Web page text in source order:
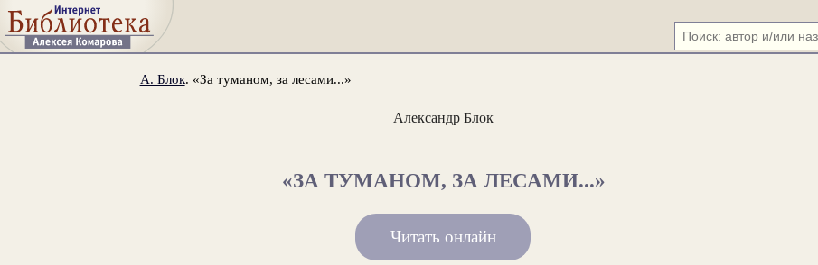
А. Блок. «За туманом, за лесами...»
Александр Блок
«ЗА ТУМАНОМ, ЗА ЛЕСАМИ...»
Читать онлайн